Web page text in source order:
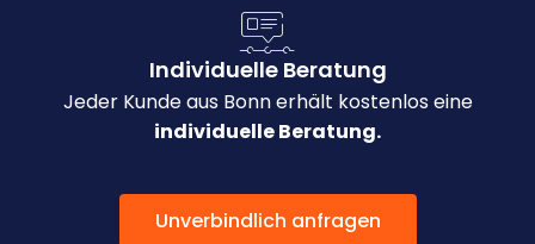
Individuelle Beratung
Jeder Kunde aus Bonn erhält kostenlos eine
individuelle Beratung.
Unverbindlich anfragen